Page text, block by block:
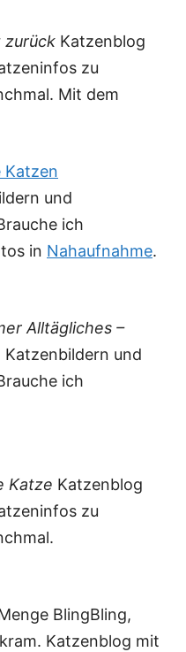
zurück Katzenblog
zu
Mit dem
Katzen
und
ich
in Nahaufnahme.
Alltägliches –
und
ich
Katze Katzenblog
zu
BlingBling,
Katzenblog mit